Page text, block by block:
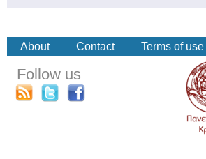
About Contact Terms of use
Follow us